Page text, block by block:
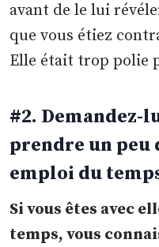
avant de le lui
que vous étiez
Elle était trop polie
#2. Demandez-
prendre un peu
emploi du
Si vous êtes avec
temps, vous